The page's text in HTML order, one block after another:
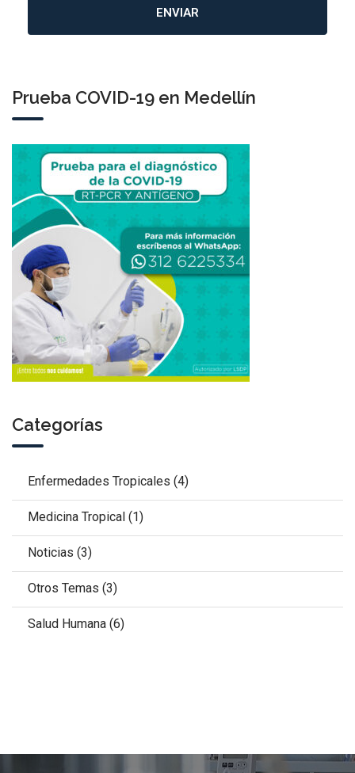
Prueba COVID-19 en Medellín
Categorías
Enfermedades Tropicales (4)
Medicina Tropical (1)
Noticias (3)
Otros Temas (3)
Salud Humana (6)